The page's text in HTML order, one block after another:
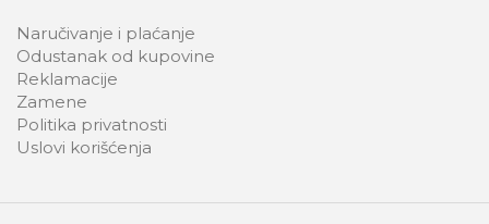
Naručivanje i plaćanje
Odustanak od kupovine
Reklamacije
Zamene
Politika privatnosti
Uslovi korišćenja